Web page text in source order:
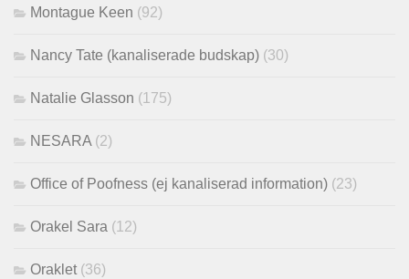
Montague Keen (92)
Nancy Tate (kanaliserade budskap) (30)
Natalie Glasson (175)
NESARA (2)
Office of Poofness (ej kanaliserad information) (23)
Orakel Sara (12)
Oraklet (36)